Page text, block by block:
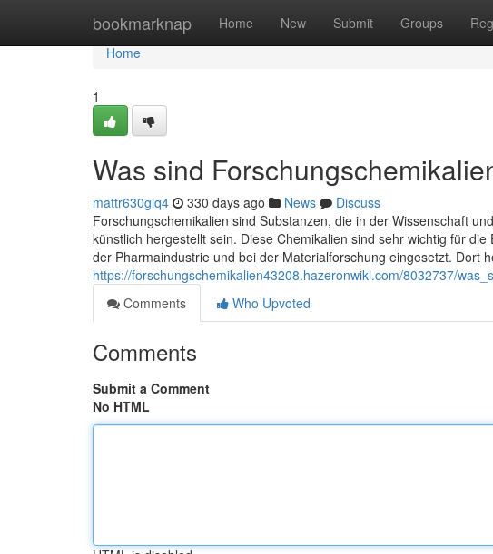
bookmarknap Home New Submit Groups
Home
Home
1
Was sind
mattr630glq4 330 days ago News
Discuss
Forschungschemikalien sind Substanzen, die in der Wissenschaft
künstlich hergestellt sein. Diese Chemikalien sind sehr wichtig für
der Pharmaindustrie und bei der Materialforschung eingesetzt. Dort
https://forschungschemikalien43208.hazeronwiki.com/8032737/
Comments
Who Upvoted
Comments
Submit a Comment
No HTML